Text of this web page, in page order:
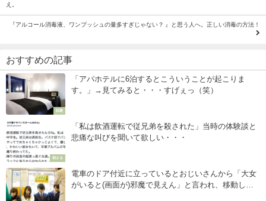
え。
『アルコール消毒液、ワンプッシュの量多すぎじゃない？ 』と思う人へ。正しい消毒の方法！
おすすめの記事
話題
「アパホテルに6泊するとこういうことが起こりま
す。」→見てみると・・・すげぇっ（笑）
刺さる
「私は飲酒運転で従兄弟を殺された」当時の体験談と
悲痛な叫びを聞いて欲しい・・・
電車のドア付近に立っているとおじいさんから「大女
がいると(画面が)邪魔で見えん」と言われ、移動しよ